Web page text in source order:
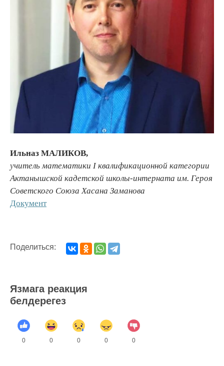
Ильназ МАЛИКОВ,
учитель математики Iквалификационной категории
Актанышской кадетской школы-интерната им. Героя
Советского Союза Хасана Заманова
Документ
Поделиться:
Язмага реакция
белдерегез
0 0 0 0 0